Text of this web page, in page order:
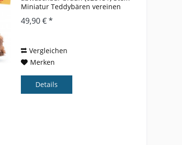
Miniatur Teddybären vereinen
die Eigenschaften der „Großen“
in zierlichen Modellen. Kreativ
49,90 € *
Vergleichen
Merken
Details